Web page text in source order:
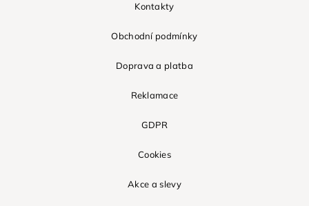
Kontakty
Obchodní podmínky
Doprava a platba
Reklamace
GDPR
Cookies
Akce a slevy